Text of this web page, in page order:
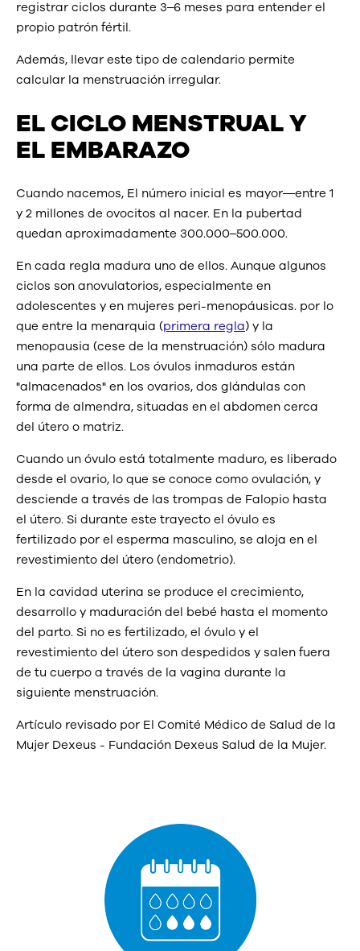
registrar ciclos durante 3–6 meses para entender el
propio patrón fértil.
Además, llevar este tipo de calendario permite
calcular la menstruación irregular.
EL CICLO MENSTRUAL Y
EL EMBARAZO
Cuando nacemos, El número inicial es mayor—entre 1
y 2 millones de ovocitos al nacer. En la pubertad
quedan aproximadamente 300.000–500.000.
En cada regla madura uno de ellos. Aunque algunos
ciclos son anovulatorios, especialmente en
adolescentes y en mujeres peri-menopáusicas. por lo
que entre la menarquia (primera regla) y la
menopausia (cese de la menstruación) sólo madura
una parte de ellos. Los óvulos inmaduros están
"almacenados" en los ovarios, dos glándulas con
forma de almendra, situadas en el abdomen cerca
del útero o matriz.
Cuando un óvulo está totalmente maduro, es liberado
desde el ovario, lo que se conoce como ovulación, y
desciende a través de las trompas de Falopio hasta
el útero. Si durante este trayecto el óvulo es
fertilizado por el esperma masculino, se aloja en el
revestimiento del útero (endometrio).
En la cavidad uterina se produce el crecimiento,
desarrollo y maduración del bebé hasta el momento
del parto. Si no es fertilizado, el óvulo y el
revestimiento del útero son despedidos y salen fuera
de tu cuerpo a través de la vagina durante la
siguiente menstruación.
Artículo revisado por El Comité Médico de Salud de la
Mujer Dexeus - Fundación Dexeus Salud de la Mujer.